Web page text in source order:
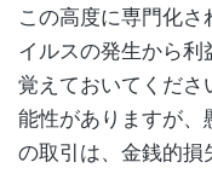
この高度に専門化
イルスの発生から
覚えておいてくだ
能性がありますが、
の取引は、金銭的損